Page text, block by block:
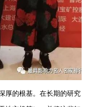
厚的根基。在长期的研究